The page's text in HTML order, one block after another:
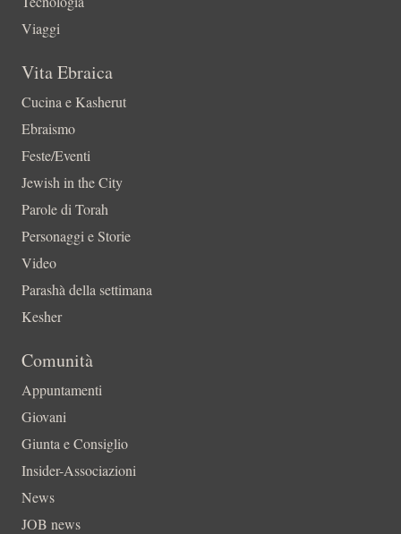
Viaggi
Vita Ebraica
Cucina e Kasherut
Ebraismo
Feste/Eventi
Jewish in the City
Parole di Torah
Personaggi e Storie
Video
Parashà della settimana
Kesher
Comunità
Appuntamenti
Giovani
Giunta e Consiglio
Insider-Associazioni
News
JOB news